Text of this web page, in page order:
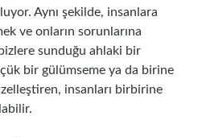
Aynı şekilde, insanlara
ve onların sorunlarına
sunduğu ahlaki bir
bir gülümseme ya da birine
insanları birbirine